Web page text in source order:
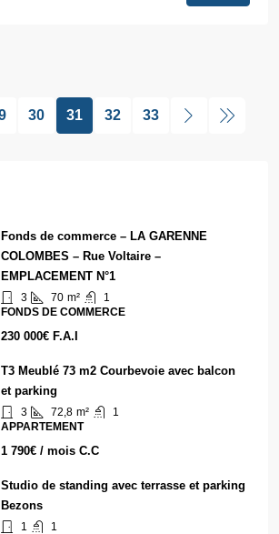
30 31 32 33
Fonds de commerce – LA GARENNE
COLOMBES – Rue Voltaire –
EMPLACEMENT N°1
3 70 m²
1
FONDS DE COMMERCE
230 000€ F.A.I
T3 Meublé 73 m2 Courbevoie avec balcon
et parking
3 72,8 m²
1
APPARTEMENT
1 790€ / mois C.C
Studio de standing avec terrasse et parking
Bezons
1
1